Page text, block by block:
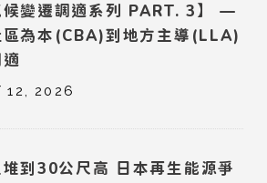
候變遷調適系列 PART. 3】 —
區為本(CBA)到地方主導(LLA)
12, 2026
到30公尺高 日本再生能源爭